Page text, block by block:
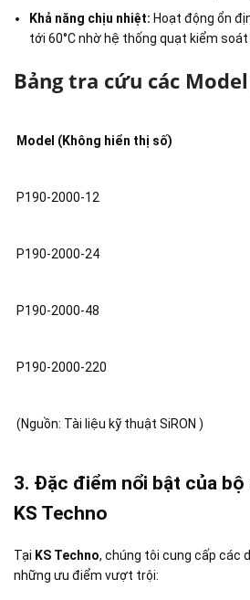
Khả năng chịu nhiệt: Hoạt động ổn
tới 60°C nhờ hệ thống quạt kiểm
Bảng tra cứu các
Model (Không hiển thị số)
P190-2000-12
P190-2000-24
P190-2000-48
P190-2000-220
(Nguồn: Tài liệu kỹ thuật SiRON )
3. Đặc điểm nổi bật của bộ
KS Techno
Tại KS Techno, chúng tôi cung cấp các
những ưu điểm vượt trội: